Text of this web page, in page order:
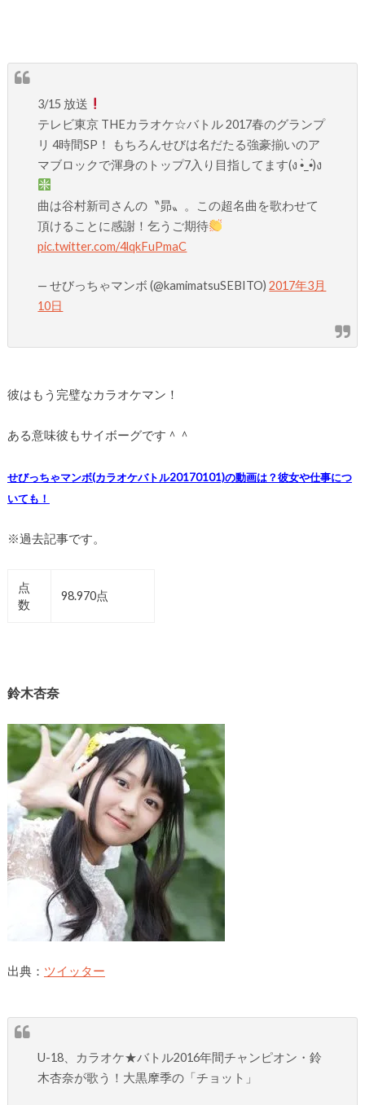
3/15 放送
テレビ東京 THEカラオケ☆バトル 2017春のグランプ
リ 4時間SP！ もちろんせびは名だたる強豪揃いのア
マブロックで渾身のトップ7入り目指してます(ง •̀_•́)ง
曲は谷村新司さんの〝昴〟。この超名曲を歌わせて
頂けることに感謝！乞うご期待
pic.twitter.com/4lqkFuPmaC
— せびっちゃマンボ (@kamimatsuSEBITO)2017年3月
10日
彼はもう完璧なカラオケマン！
ある意味彼もサイボーグです＾＾
せびっちゃマンボ(カラオケバトル20170101)の動画は？彼女や仕事につ
いても！
※過去記事です。
点
数
98.970点
鈴木杏奈
出典： ツイッター
U-18、カラオケ★バトル2016年間チャンピオン・鈴
木杏奈が歌う！大黒摩季の「チョット」